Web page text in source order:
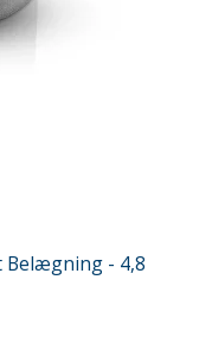
Belægning - 4,8